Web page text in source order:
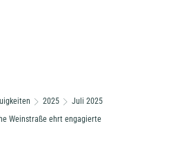
2025
Juli 2025
Weinstraße ehrt engagierte